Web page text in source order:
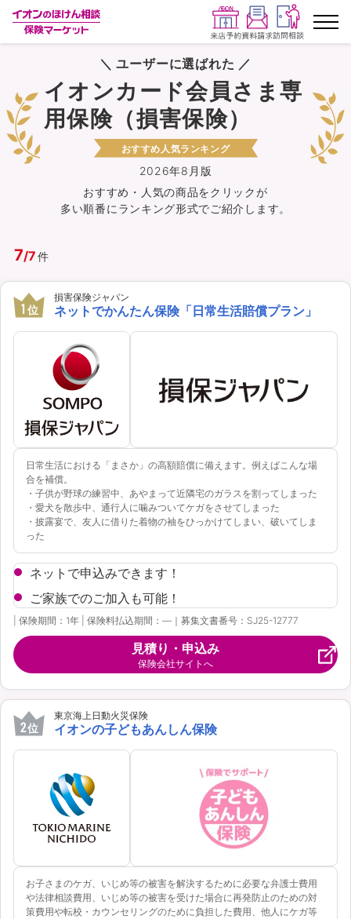
ランキングから探す
保険を比較する
保険会社から探す
イオンカード会員さま専用保険
コラム
資料請求 訪問相談
イオンカード会員さま専用保険
＼ ユーザーに選ばれた ／
2026年8月版
イオンカード会員さま専
用保険（損害保険）
おすすめ人気ランキング
おすすめ・人気の商品をクリックが
多い順番にランキング形式でご紹介します。
7/7件
1 位
損害保険ジャパン
ネットでかんたん保険「日常生活賠償プラン」
日常生活における「まさか」の高額賠償に備えます。例えばこんな場
合を補償。
・子供が野球の練習中、あやまって近隣宅のガラスを割ってしまった
・愛犬を散歩中、通行人に噛みついてケガをさせてしまった
・披露宴で、友人に借りた着物の袖をひっかけてしまい、破いてしま
った
ネットで申込みできます！
ご家族でのご加入も可能！
| 保険期間：1年 | 保険料払込期間：―｜募集文書番号：SJ25-12777
見積り・申込み
保険会社サイトへ
2位
東京海上日動火災保険
イオンの子どもあんしん保険
お子さまのケガ、いじめ等の被害を解決するために必要な弁護士費用
や法律相談費用、いじめ等の被害を受けた場合に再発防止のための対
策費用や転校・カウンセリングのために負担した費用、他人にケガ等